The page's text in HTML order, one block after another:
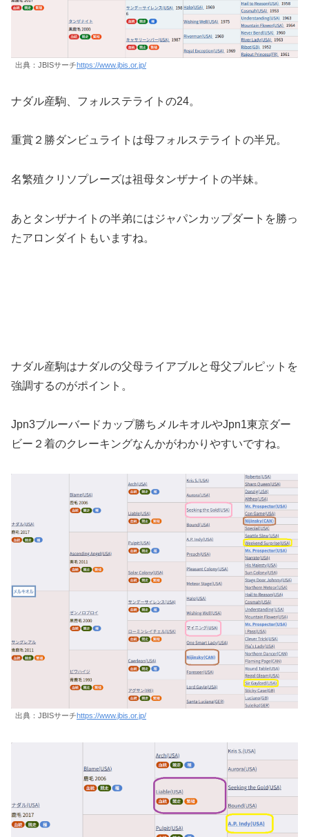
出典：JBISサーチhttps://www.jbis.or.jp/
ナダル産駒、フォルステライトの24。
重賞２勝ダンビュライトは母フォルステライトの半兄。
名繁殖クリソプレーズは祖母タンザナイトの半妹。
あとタンザナイトの半弟にはジャパンカップダートを勝っ
たアロンダイトもいますね。
ナダル産駒はナダルの父母ライアブルと母父プルピットを
強調するのがポイント。
Jpn3ブルーバードカップ勝ちメルキオルやJpn1東京ダー
ビー２着のクレーキングなんかがわかりやすいですね。
出典：JBISサーチhttps://www.jbis.or.jp/